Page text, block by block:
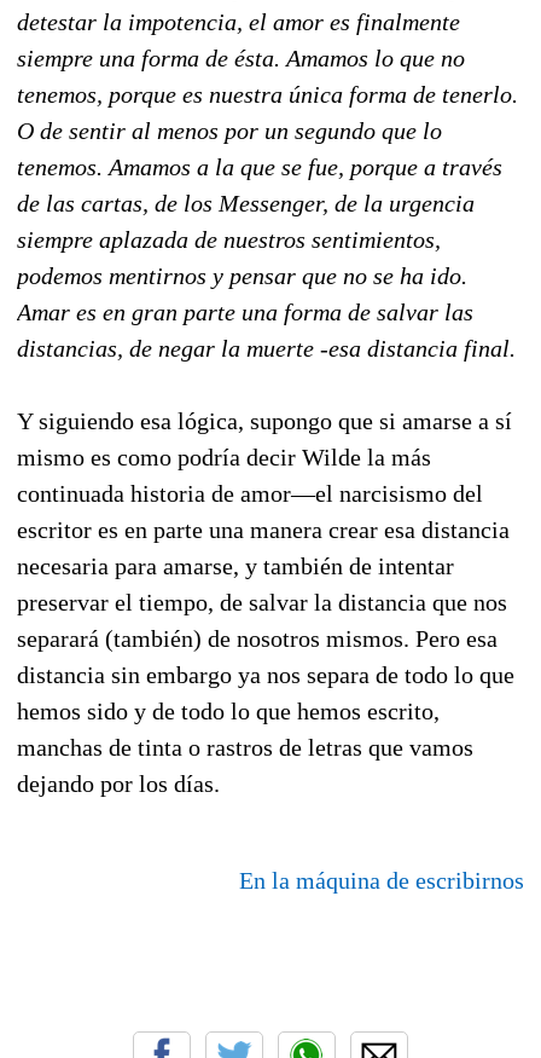
detestar la impotencia, el amor es finalmente
siempre una forma de ésta. Amamos lo que no
tenemos, porque es nuestra única forma de tenerlo.
O de sentir al menos por un segundo que lo
tenemos. Amamos a la que se fue, porque a través
de las cartas, de los Messenger, de la urgencia
siempre aplazada de nuestros sentimientos,
podemos mentirnos y pensar que no se ha ido.
Amar es en gran parte una forma de salvar las
distancias, de negar la muerte -esa distancia final.
Y siguiendo esa lógica, supongo que si amarse a sí
mismo es como podría decir Wilde la más
continuada historia de amor—el narcisismo del
escritor es en parte una manera crear esa distancia
necesaria para amarse, y también de intentar
preservar el tiempo, de salvar la distancia que nos
separará (también) de nosotros mismos. Pero esa
distancia sin embargo ya nos separa de todo lo que
hemos sido y de todo lo que hemos escrito,
manchas de tinta o rastros de letras que vamos
dejando por los días.
En la máquina de escribirnos